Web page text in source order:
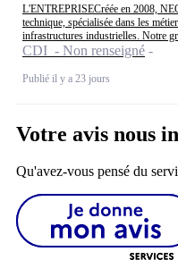
L'ENTREPRISECréée en 2008,
technique, spécialisée dans les
infrastructures industrielles. Notre
CDI - Non renseigné
Publié il y a 23 jours
Votre avis nous
Qu'avez-vous pensé du